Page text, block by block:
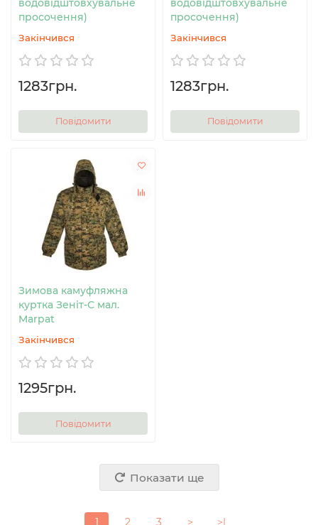
водовідштовхувальне
просочення)
Закінчився
1283грн.
Повідомити
водовідштовхувальне
просочення)
Закінчився
1283грн.
Повідомити
Зимова камуфляжна
куртка Зеніт-С мал.
Marpat
Закінчився
1295грн.
Повідомити
Показати ще
1 2 3 > >|